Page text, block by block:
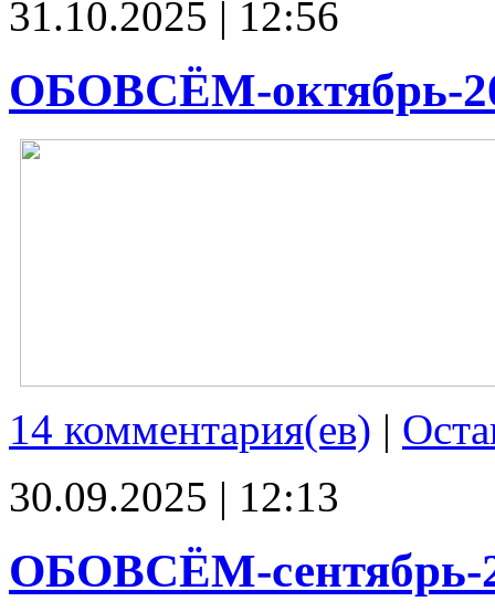
31.10.2025 | 12:56
ОБОВСЁМ-октябрь-
14 комментария(ев) |
30.09.2025 | 12:13
ОБОВСЁМ-сентябрь-